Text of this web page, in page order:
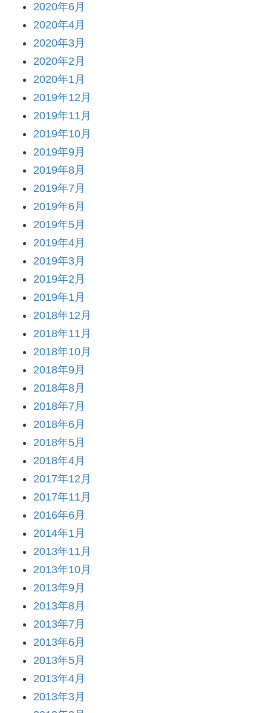
2020年6月
2020年4月
2020年3月
2020年2月
2020年1月
2019年12月
2019年11月
2019年10月
2019年9月
2019年8月
2019年7月
2019年6月
2019年5月
2019年4月
2019年3月
2019年2月
2019年1月
2018年12月
2018年11月
2018年10月
2018年9月
2018年8月
2018年7月
2018年6月
2018年5月
2018年4月
2017年12月
2017年11月
2016年6月
2014年1月
2013年11月
2013年10月
2013年9月
2013年8月
2013年7月
2013年6月
2013年5月
2013年4月
2013年3月